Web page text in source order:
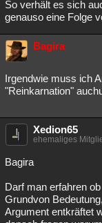
So verhält es sich
genauso eine Folge
Bagira
Irgendwie muss ich
"Reinkarnation"
Xedion65
ehemaliges
Bagira
Darf man erfahren
Grundvon
Argument entkräftet